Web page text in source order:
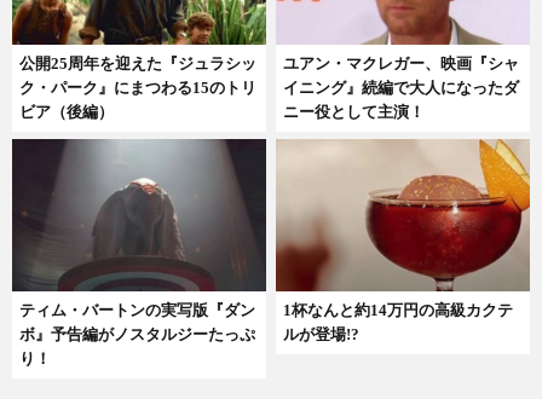
公開25周年を迎えた『ジュラシッ
ク・パーク』にまつわる15のトリ
ビア（後編）
ユアン・マクレガー、映画『シャ
イニング』続編で大人になったダ
ニー役として主演！
ティム・バートンの実写版『ダン
ボ』予告編がノスタルジーたっぷ
り！
1杯なんと約14万円の高級カクテ
ルが登場!?